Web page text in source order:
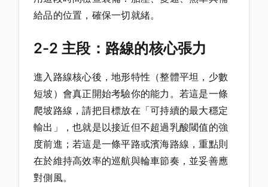
給品的位置，確保一切就緒。
2-2 主段：路線的核心張力
進入路線核心後，地形特性（整體平坦，少數
短坡）會真正開始考驗你的能力。若這是一條
爬坡路線，請把目標放在「可持續的最大穩定
輸出」，也就是以接近但不超過乳酸閾值的強
度前進；若這是一條平路或濱海路線，重點則
在於維持高效率的巡航與輪車節奏，並妥善應
對側風。